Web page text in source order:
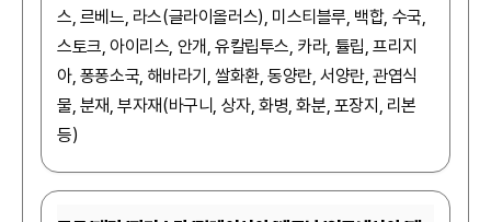
스, 르베느, 라스(글라이올러스), 미스티블루, 백합, 수국,
스토크, 아이리스, 안개, 유칼립투스, 카라, 튤립, 프리지
아, 퐁퐁소국, 해바라기, 쌀화환, 동양란, 서양란, 관엽식
물, 분재, 부자재(바구니, 상자, 화병, 화분, 포장지, 리본
등)